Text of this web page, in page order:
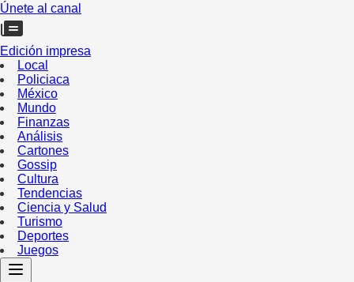
Únete al canal
Edición impresa
Local
Policiaca
México
Mundo
Finanzas
Análisis
Cartones
Gossip
Cultura
Tendencias
Ciencia y Salud
Turismo
Deportes
Juegos